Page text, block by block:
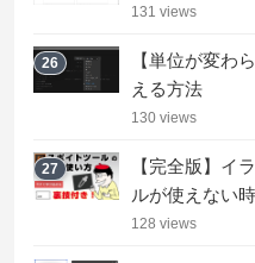
131 views
26
【単位が変わ
える方法
130 views
27
【完全版】イ
ルが使えない
128 views